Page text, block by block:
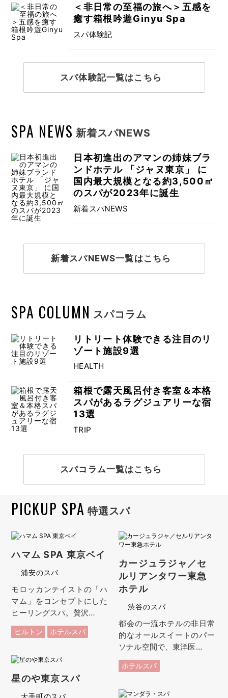
＜非日常の至福の旅へ＞五感を
癒す箱根吟遊Ginyu Spa
スパ体験記
スパ体験記一覧はこちら
SPA NEWS 新着スパNEWS
日本初進出のアマンの姉妹ブラ
ンドホテル 「ジャヌ東京」 に
国内最大規模となる約3,500㎡
のスパが2023年に誕生
新着スパNEWS
新着スパNEWS一覧はこちら
SPA COLUMN スパコラム
リトリート体験できる注目のリ
ゾート施設9選
HEALTH
箱根で露天風呂付き客室＆本格
スパがあるラグジュアリーな宿
13選
TRIP
スパコラム一覧はこちら
PICKUP SPA 特選スパ
ハマム SPA 東京ベイ
浦安のスパ
モロッカンテイストの「ハ
マム」をコンセプトにした
ヒーリングスパ。贅沢…
ヒルトン ホテルスパ
カージュラジャ／セ
ルリアンタワー東急
ホテル
渋谷のスパ
都会の一流ホテルの非日常
的なオールスイートのパー
ソナル空間で、東洋医…
ホテルスパ
星のや東京スパ
大手町のスパ